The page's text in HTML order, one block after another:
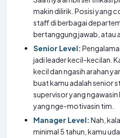
makin dilirik. Posisi yang
staff di berbagai
bertanggung jawab, atau
Senior Level:
jadi leader kecil-kecilan.
kecil dan ngasih arahan
buat kamu adalah senior
supervisor yang
yang nge-motivasin tim.
Manager Level: Nah,
minimal 5 tahun, kamu